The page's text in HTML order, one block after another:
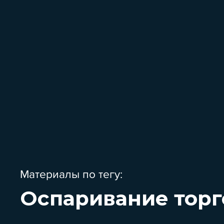
Материалы по тегу:
Оспаривание